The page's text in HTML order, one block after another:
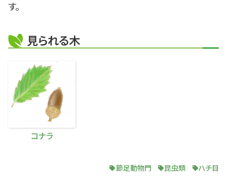
す。
見られる木
コナラ
節足動物門 昆虫類 ハチ目